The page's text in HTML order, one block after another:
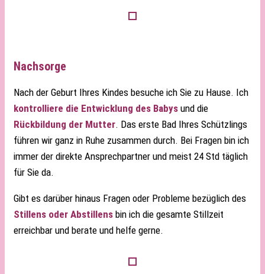
Nachsorge
Nach der Geburt Ihres Kindes besuche ich Sie zu Hause. Ich
kontrolliere die Entwicklung des Babys und die
Rückbildung der Mutter. Das erste Bad Ihres Schützlings
führen wir ganz in Ruhe zusammen durch. Bei Fragen bin ich
immer der direkte Ansprechpartner und meist 24 Std täglich
für Sie da.
Gibt es darüber hinaus Fragen oder Probleme bezüglich des
Stillens oder Abstillens bin ich die gesamte Stillzeit
erreichbar und berate und helfe gerne.